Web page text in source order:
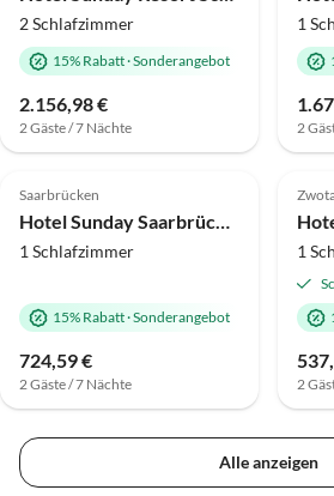
2 Schlafzimmer
15% Rabatt·Sonderangebot
2.156,98 €
2 Gäste / 7 Nächte
1
2
Saarbrücken
1 Schlafzimmer
15% Rabatt·Sonderangebot
724,59 €
2 Gäste / 7 Nächte
1
2
Alle anzeigen